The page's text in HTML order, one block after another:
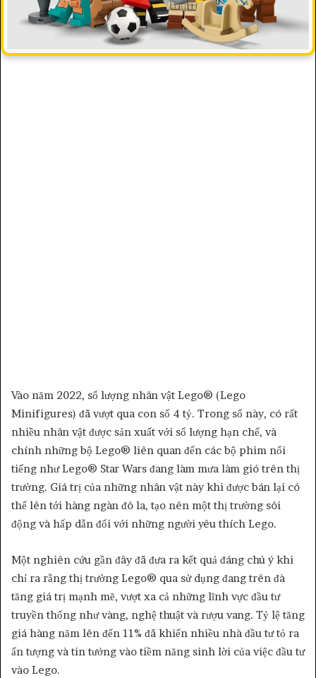
Vào năm 2022, số lượng nhân vật Lego® (Lego
Minifigures) đã vượt qua con số 4 tỷ. Trong số này, có rất
nhiều nhân vật được sản xuất với số lượng hạn chế, và
chính những bộ Lego® liên quan đến các bộ phim nổi
tiếng như Lego® Star Wars đang làm mưa làm gió trên thị
trường. Giá trị của những nhân vật này khi được bán lại có
thể lên tới hàng ngàn đô la, tạo nên một thị trường sôi
động và hấp dẫn đối với những người yêu thích Lego.
Một nghiên cứu gần đây đã đưa ra kết quả đáng chú ý khi
chỉ ra rằng thị trường Lego® qua sử dụng đang trên đà
tăng giá trị mạnh mẽ, vượt xa cả những lĩnh vực đầu tư
truyền thống như vàng, nghệ thuật và rượu vang. Tỷ lệ tăng
giá hàng năm lên đến 11% đã khiến nhiều nhà đầu tư tỏ ra
ấn tượng và tin tưởng vào tiềm năng sinh lời của việc đầu tư
vào Lego.